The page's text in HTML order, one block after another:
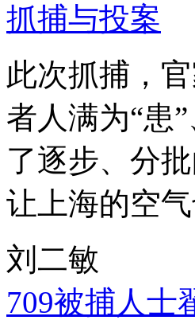
抓捕与投案
此次抓捕，
者人满为“患
了逐步、分
让上海的空
刘二敏
709被捕人士